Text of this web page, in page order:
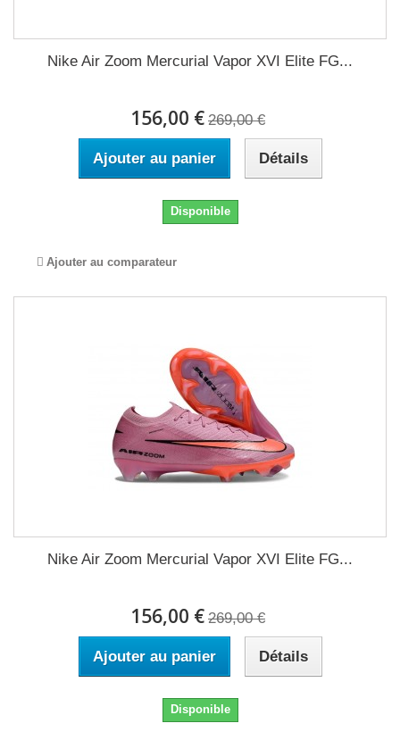
Nike Air Zoom Mercurial Vapor XVI Elite FG...
156,00 € 269,00 €
Ajouter au panier Détails
Disponible
Ajouter au comparateur
Nike Air Zoom Mercurial Vapor XVI Elite FG...
156,00 € 269,00 €
Ajouter au panier Détails
Disponible